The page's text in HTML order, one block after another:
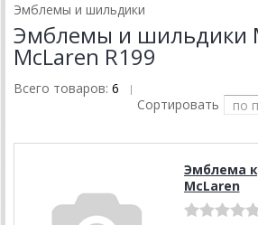
Эмблемы и шильдики
Эмблемы и шильдики
McLaren R199
Всего товаров: 6 |
Сортировать
Эмблема
McLaren